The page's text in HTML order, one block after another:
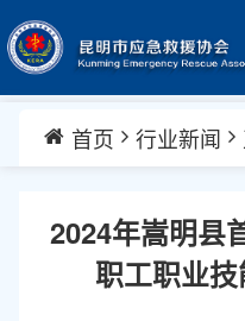
首页 行业新闻
2024年嵩明县
职工职业